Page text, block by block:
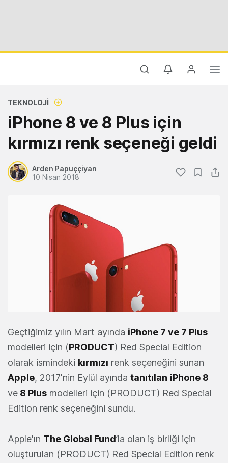
TEKNOLOJI
iPhone 8 ve 8 Plus için
kırmızı renk seçeneği geldi
Arden Papuççiyan
10 Nisan 2018
Geçtiğimiz yılın Mart ayında iPhone 7 ve 7 Plus
modelleri için (PRODUCT) Red Special Edition
olarak ismindeki kırmızı renk seçeneğini sunan
Apple, 2017'nin Eylül ayında tanıtılan iPhone 8
ve 8 Plus modelleri için (PRODUCT) Red Special
Edition renk seçeneğini sundu.
Apple'ın The Global Fund’la olan iş birliği için
oluşturulan (PRODUCT) Red Special Edition renk